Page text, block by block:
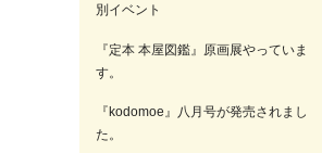
別イベント
『定本 本屋図鑑』原画展やっていま
す。
『kodomoe』八月号が発売されまし
た。